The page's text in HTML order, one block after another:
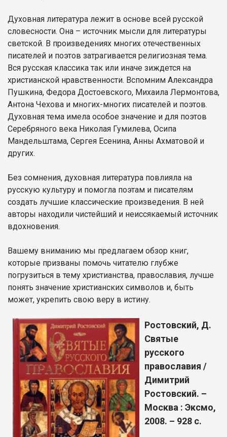
Духовная литература лежит в основе всей русской
словесности. Она – источник мысли для литературы
светской. В произведениях многих отечественных
писателей и поэтов затрагивается религиозная тема.
Вся русская классика так или иначе зиждется на
христианской нравственности. Вспомним Александра
Пушкина, Федора Достоевского, Михаила Лермонтова,
Антона Чехова и многих-многих писателей и поэтов.
Духовная тема имела особое значение и для поэтов
Серебряного века Николая Гумилева, Осипа
Мандельштама, Сергея Есенина, Анны Ахматовой и
других.
Без сомнения, духовная литература повлияла на
русскую культуру и помогла поэтам и писателям
создать лучшие классические произведения. В ней
авторы находили чистейший и неиссякаемый источник
вдохновения.
Вашему вниманию мы предлагаем обзор книг,
которые призваны помочь читателю глубже
погрузиться в тему христианства, православия, лучше
понять значение христианских символов и, быть
может, укрепить свою веру в истину.
Ростовский, Д.
Святые
русского
православия /
Димитрий
Ростовский. –
Москва : Эксмо,
2008. – 928 с.